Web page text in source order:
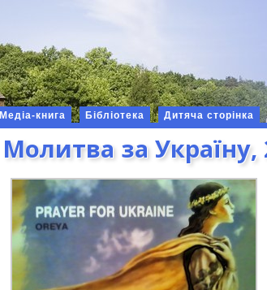
Медіа-книга Бібліотека Дитяча сторінка
Молитва за Україну,